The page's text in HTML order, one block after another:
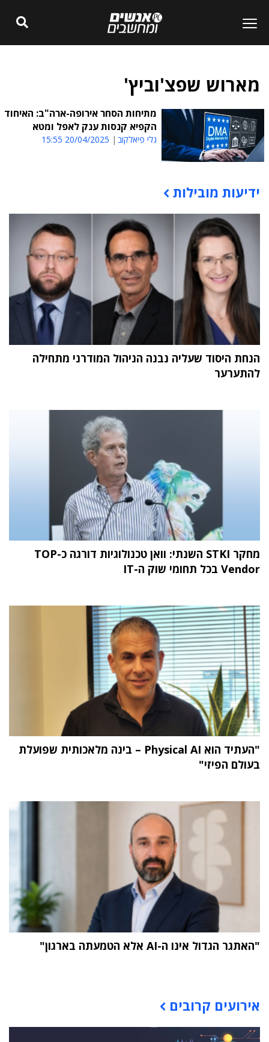
מארוש שפצ'וביץ'
מתיחות הסחר אירופה-ארה"ב: האיחוד
הקפיא קנסות ענק לאפל ומטא
גלי פיאלקוב 20/04/2025 15:55
תוכן פרסומי
ידיעות מובילות
הנחת היסוד שעליה נבנה הניהול המודרני מתחילה
להתערער
מחקר STKI השנתי: וואן טכנולוגיות דורגה כ-TOP
Vendor בכל תחומי שוק ה-IT
"העתיד הוא Physical AI – בינה מלאכותית שפועלת
בעולם הפיזי"
"האתגר הגדול אינו ה-AI אלא הטמעתה בארגון"
אירועים קרובים